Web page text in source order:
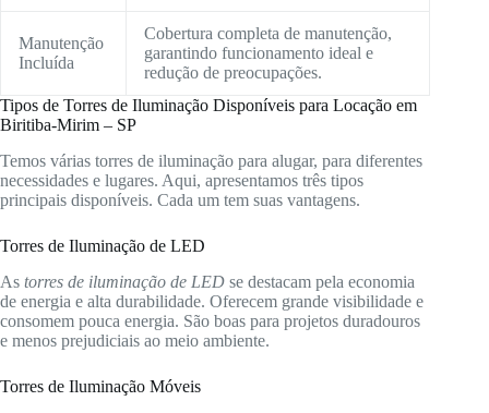
Manutenção
Incluída
Cobertura completa de manutenção,
garantindo funcionamento ideal e
redução de preocupações.
Tipos de Torres de Iluminação Disponíveis para Locação em
Biritiba-Mirim – SP
Temos várias torres de iluminação para alugar, para diferentes
necessidades e lugares. Aqui, apresentamos três tipos
principais disponíveis. Cada um tem suas vantagens.
Torres de Iluminação de LED
As torres de iluminação de LED se destacam pela economia
de energia e alta durabilidade. Oferecem grande visibilidade e
consomem pouca energia. São boas para projetos duradouros
e menos prejudiciais ao meio ambiente.
Torres de Iluminação Móveis